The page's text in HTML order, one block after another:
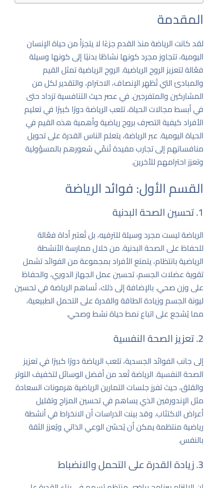
المقدمة
لقد كانت الرياضة منذ القدم جزءًا لا يتجزأ من حياة الإنسان
اليومية، تتجاوز مجرد كونها نشاطًا بدنيًا إلى كونها وسيلة
فعّالة لتعزيز الروح الرياضية. الروح الرياضية تمثل القيم
والمبادئ التي تُظهِر الإنصاف، الاحترام، والتقدير لكل من
المشاركين والمتفرجين. في عصر حيث التنافسية تزداد حتى
في أبسط مجالات الحياة، تلعب الرياضة دورًا كبيرًا في تعليم
الأفراد كيفية التصرف بروح رياضية وأهمية هذه القيم في
الحياة اليومية. عبر الرياضة، يتعلم الناس القدرة على تحويل
منافساتهم إلى تجارب مفيدة تُنمِّي شعورهم بالمسؤولية
وتعزز احترامهم للأخرين.
القسم الأول: فوائد الرياضة
1. تحسين الصحة البدنية
الرياضة ليست مجرد وسيلة للترفيه، بل تُعتبر أداة فعّالة
للحفاظ على الصحة البدنية. من خلال ممارسة الأنشطة
الرياضية بانتظام، يتمتع الأفراد بمجموعة من الفوائد تشمل
تقوية عضلات الجسم، تحسين عمل الجهاز الدوري، والحفاظ
على وزن صحي. بالإضافة إلى ذلك، تُساهم الرياضة في تحسين
ليونة الجسم وزيادة الطاقة والقدرة على التحمل الطبيعية،
مما يُشجع على اتباع نمط حياة نشط وصحي.
2. تعزيز الصحة النفسية
إلى جانب الفوائد الجسدية، تلعب الرياضة دورًا كبيرًا في تعزيز
الصحة النفسية. الرياضة تُعد من أفضل الوسائل لتخفيف التوتر
والقلق، حيث تفرز جلسات التمارين الرياضية هرمونات السعادة
مثل الإندورفين الذي يساهم في تحسين المزاج وتقليل
أعراض الاكتئاب. وقد بينت الدراسات أن الانخراط في أنشطة
رياضية منتظمة يمكن أن يُحسّن الوعي الذاتي ويُعزز الثقة
بالنفس.
3. زيادة القدرة على التحمل والانضباط